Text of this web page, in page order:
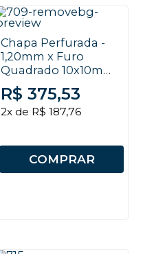
Chapa Perfurada -
1,20mm x Furo
Quadrado 10x10mm
x EC 13mm x 2x1m
R$ 375,53
2x de R$ 187,76
COMPRAR